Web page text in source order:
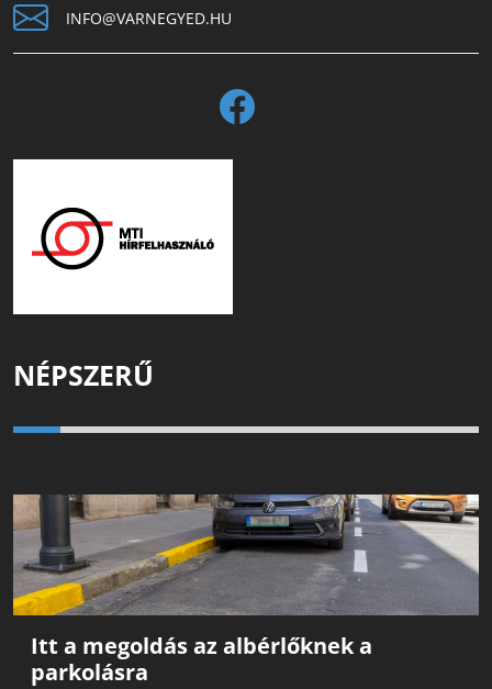
INFO@VARNEGYED.HU
NÉPSZERŰ
Itt a megoldás az albérlőknek a
parkolásra